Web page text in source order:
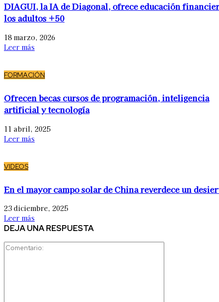
DIAGUI, la IA de Diagonal, ofrece educación
los adultos +50
18 marzo, 2026
Leer más
FORMACIÓN
Ofrecen becas cursos de programación, inteligencia
artificial y tecnología
11 abril, 2025
Leer más
VIDEOS
En el mayor campo solar de China reverdece un
23 diciembre, 2025
Leer más
DEJA UNA RESPUESTA